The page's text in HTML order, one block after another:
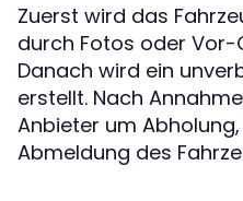
Zuerst wird das
durch Fotos oder
Danach wird ein
erstellt. Nach
Anbieter um
Abmeldung des